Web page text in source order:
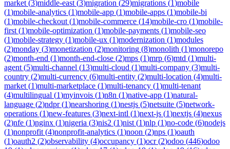
market (3)middle-east (3)migration (29)migrations (1)mobile
(1)mobile-analytics (1)mobile-app (1)mobile-apps (1)mobile-bi
(1)mobile-checkout (1)mobile-commerce (14)mobile-cro (1)mobile-
first (1)mobile-optimization (1)mobile-payments (1)mobile-seo
(1)mobile-strategy (1)mobile-ux (1)modernization (1)modules
(2)monday (3)monetization (2)monitoring (8)monolith (1)monorepo
(2)month-end (1)month-end-close (2)mps (1)mrp (6)mtd (1)multi-
agent (5)multi-channel (13)multi-cloud (1)multi-company (3)multi-
country (2)multi-currency (6)multi-entity (2)multi-location (4)multi-
market (1)multi-marketplace (1)multi-tenancy (1)multi-tenant
(4)multilingual (1)myinvois (1)n8n (1)native-app (1)natural-
language (2)ndpr(1)nearshoring (1)nestjs (5)netsuite (5)network-
operations (1)new-features (3)next-intl (1)next-js (1)nextjs (4)nexus
(2)nfe (1)nginx (1)nigeria (3)nis2 (1)nist (1)nlp (1)no-code (6)nodejs
(1)nonprofit (4)nonprofit-analytics (1)noon (2)nps (1)oauth
(1)oauth2 (2)observability (4)occupancy (1)ocr(2)odoo (446)odoo